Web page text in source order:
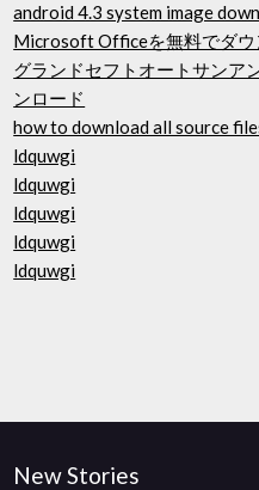
android 4.3 system image
Microsoft Officeを無料でダウ
グランドセフトオートサンア
ンロード
how to download all source
ldquwgi
ldquwgi
ldquwgi
ldquwgi
ldquwgi
New Stories